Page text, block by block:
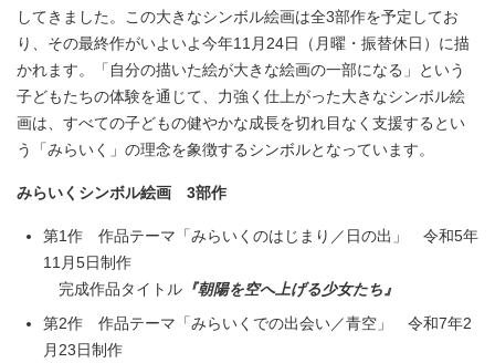
してきました。この大きなシンボル絵画は全3部作を予定してお
り、その最終作がいよいよ今年11月24日（月曜・振替休日）に描
かれます。「自分の描いた絵が大きな絵画の一部になる」という
子どもたちの体験を通じて、力強く仕上がった大きなシンボル絵
画は、すべての子どもの健やかな成長を切れ目なく支援するとい
う「みらいく」の理念を象徴するシンボルとなっています。
みらいくシンボル絵画 3部作
第1作 作品テーマ「みらいくのはじまり／日の出」 令和5年
11月5日制作
完成作品タイトル 『朝陽を空へ上げる少女たち』
第2作 作品テーマ「みらいくでの出会い／青空」 令和7年2
月23日制作